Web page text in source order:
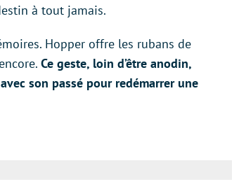
à tout jamais.
Hopper offre les rubans de
Ce geste, loin d’être anodin,
son passé pour redémarrer une